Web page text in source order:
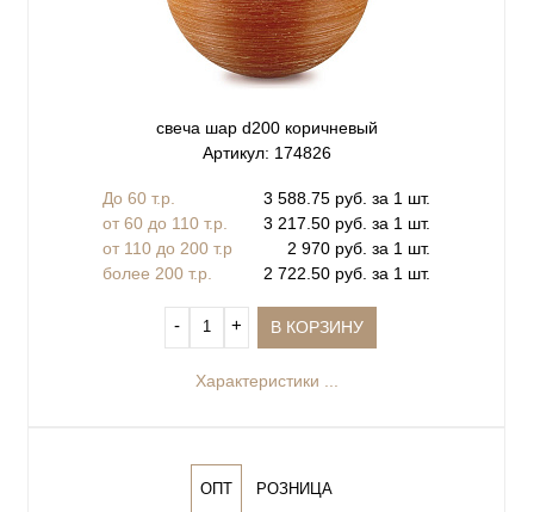
свеча шар d200 коричневый
Артикул: 174826
До 60 т.р.
3 588.75 руб. за 1 шт.
от 60 до 110 т.р.
3 217.50 руб. за 1 шт.
от 110 до 200 т.р
2 970 руб. за 1 шт.
более 200 т.р.
2 722.50 руб. за 1 шт.
‐ + В КОРЗИНУ
Характеристики ...
ОПТ РОЗНИЦА